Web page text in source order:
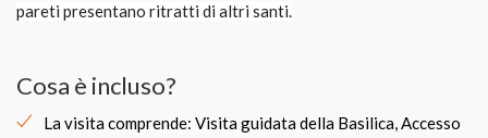
pareti presentano ritratti di altri santi.
Cosa è incluso?
La visita comprende: Visita guidata della Basilica, Accesso